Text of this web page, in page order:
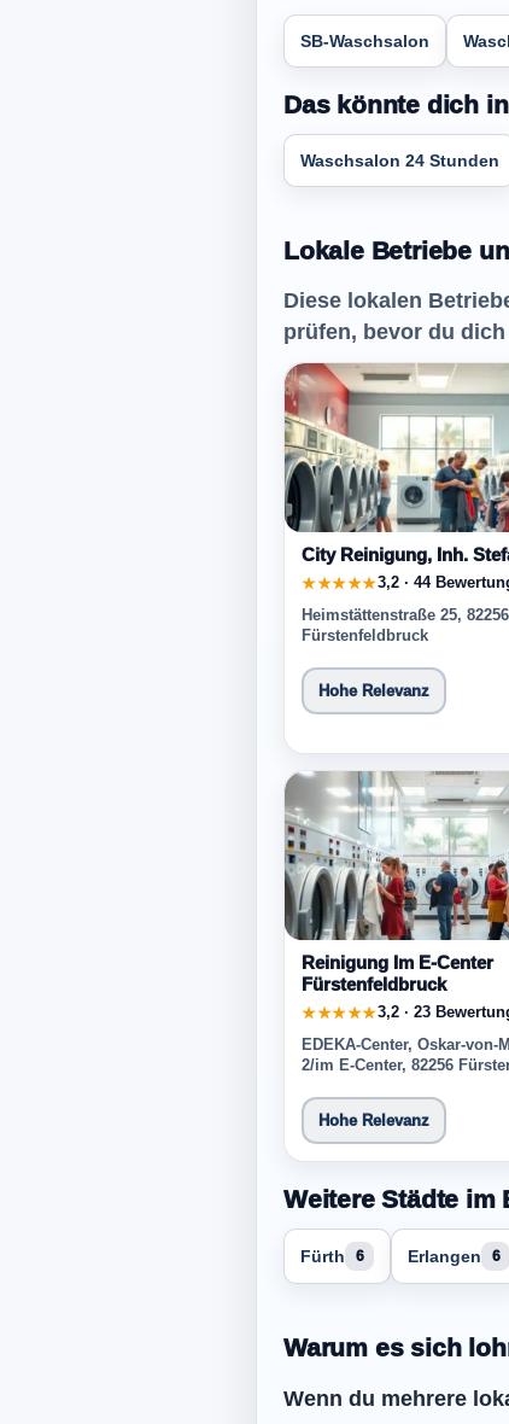
SB-Waschsalon
Das könnte dich
Waschsalon 24 Stunden
Lokale Betriebe
Diese lokalen
prüfen, bevor du
City Reinigung, Inh.
★★★★★3,2 · 44
Heimstättenstraße 25, 82256
Fürstenfeldbruck
Hohe Relevanz
Reinigung Im E-Center
Fürstenfeldbruck
★★★★★3,2 · 23
EDEKA-Center, Oskar-von-
2/im E-Center, 82256
Hohe Relevanz
Weitere Städte im
Fürth 6 Erlangen 6
Warum es sich
Wenn du mehrere